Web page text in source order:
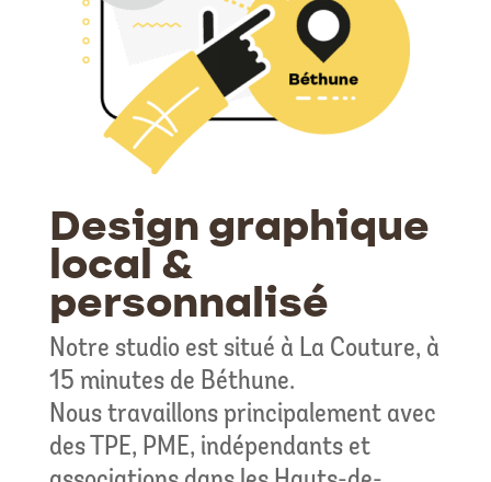
Design graphique
local &
personnalisé
Notre studio est situé à La Couture, à
15 minutes de Béthune.
Nous travaillons principalement avec
des TPE, PME, indépendants et